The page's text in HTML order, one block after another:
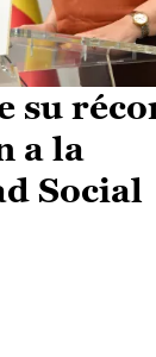
su
a la
Social